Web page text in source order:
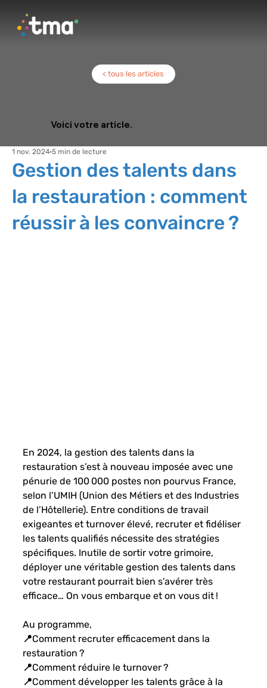
Voici votre article.
< tous les articles
Gestion des talents dans
la restauration : comment
réussir à les convaincre ?
1 nov. 2024 5 min de lecture
En 2024, la gestion des talents dans la
restauration s’est à nouveau imposée avec une
pénurie de 100 000 postes non pourvus France,
selon l’UMIH (Union des Métiers et des Industries
de l’Hôtellerie). Entre conditions de travail
exigeantes et turnover élevé, recruter et fidéliser
les talents qualifiés nécessite des stratégies
spécifiques. Inutile de sortir votre grimoire,
déployer une véritable gestion des talents dans
votre restaurant pourrait bien s’avérer très
efficace… On vous embarque et on vous dit !
Au programme,
📍Comment recruter efficacement dans la
restauration ?
📍Comment réduire le turnover ?
📍Comment développer les talents grâce à la